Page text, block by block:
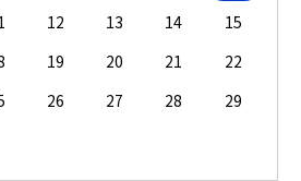
12 13 14
15
19 20 21
22
26 27 28
29